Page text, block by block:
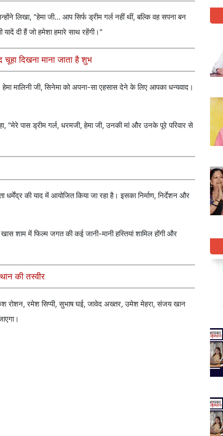
लिखा, "हेमा जी... आप सिर्फ ड्रीम गर्ल नहीं थीं, बल्कि वह सपना बन
दी हैं जो हमेशा हमारे साथ रहेंगी।"
दिखना माना जाता है शुभ
मालिनी जी, सिनेमा को अपना-सा एहसास देने के लिए आपका धन्यवाद।
"मेरे पास ड्रीम गर्ल, धरमजी, हेमा जी, उनकी मां और उनके पूरे परिवार से
की याद में आयोजित किया जा रहा है। इसका निर्माण, निर्देशन और
शाम में फिल्म जगत की कई जानी-मानी हस्तियां शामिल होंगी और
की तस्वीर
रोशन, रमेश सिप्पी, सुभाष घई, जावेद अख्तर, उमेश मेहरा, संजय खान